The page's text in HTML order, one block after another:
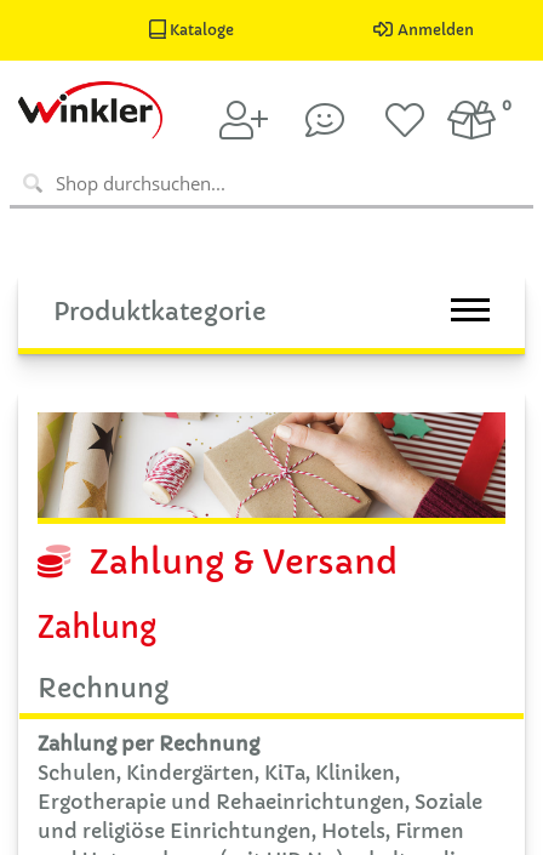
Kataloge Anmelden
0
Produktkategorie
Zahlung & Versand
Zahlung
Rechnung
Zahlung per Rechnung
Schulen, Kindergärten, KiTa, Kliniken,
Ergotherapie und Rehaeinrichtungen, Soziale
und religiöse Einrichtungen, Hotels, Firmen